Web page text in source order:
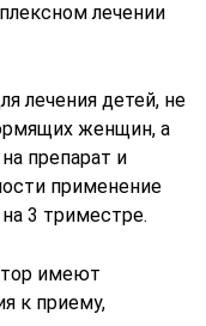
лечении
лечения детей, не
женщин, а
препарат и
применение
3 триместре.
имеют
к приему,